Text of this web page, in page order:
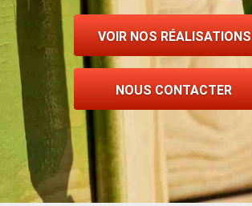
VOIR NOS RÉALISATIONS
NOUS CONTACTER